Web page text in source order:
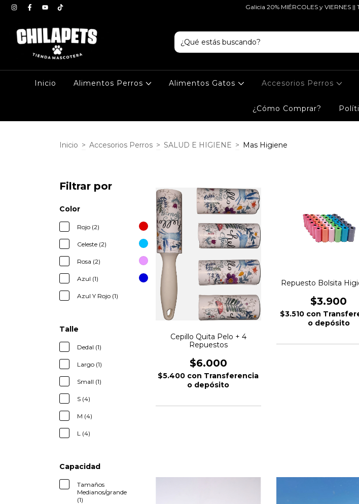
Galicia 20% MIÉRCOLES y VIERNES ||
Inicio Alimentos Perros Alimentos Gatos Accesorios Perros
¿Cómo Comprar?
Inicio > Accesorios Perros > SALUD E HIGIENE > Mas Higiene
Filtrar por
Color
Rojo (2)
Celeste (2)
Rosa (2)
Azul (1)
Azul Y Rojo (1)
Talle
Dedal (1)
Largo (1)
Small (1)
S (4)
M (4)
L (4)
Capacidad
Tamaños
Medianos/grande
(1)
Cepillo Quita Pelo + 4
Repuestos
$6.000
$5.400 con Transferencia
o depósito
Repuesto Bolsita
$3.900
$3.510 con
o depósito